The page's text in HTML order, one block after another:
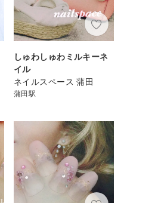
しゅわしゅわミルキーネ
イル
ネイルスペース 蒲田
蒲田駅